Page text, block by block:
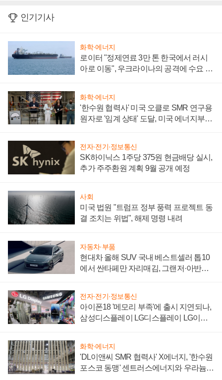
인기기사
화학·에너지
로이터 "정제연료 3만 톤 한국에서 러시
아로 이동", 우크라이나의 공격에 수요 늘
화학·에너지
'한수원 협력사' 미국 오클로 SMR 연구용
원자로 '임계 상태' 도달, 미국 에너지부
전자·전기·정보통신
SK하이닉스 1주당 375원 현금배당 실시,
추가 주주환원 계획 9월 공개 예정
사회
미국 법원 "트럼프 정부 풍력 프로젝트 동
결 조치는 위법", 해제 명령 내려
자동차·부품
현대차 올해 SUV 국내 베스트셀러 톱10
에서 싼타페만 자리매김, 그랜저·아반떼
전자·전기·정보통신
아이폰18 '메모리 부족'에 출시 지연되나,
삼성디스플레이 LG디스플레이 LG이노
화학·에너지
'DL이앤씨 SMR 협력사' X에너지, '한수원
포스코 동맹' 센트러스에너지와 우라늄